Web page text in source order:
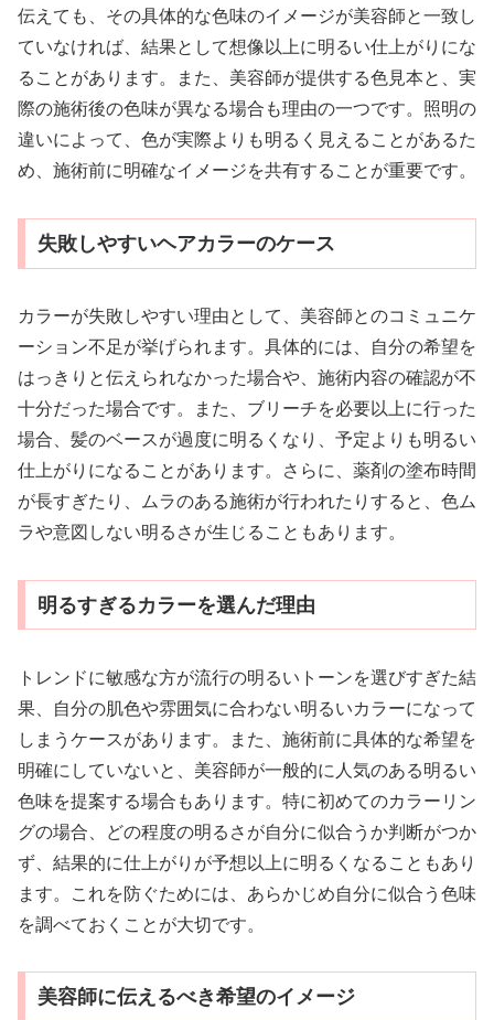
伝えても、その具体的な色味のイメージが美容師と一致し
ていなければ、結果として想像以上に明るい仕上がりにな
ることがあります。また、美容師が提供する色見本と、実
際の施術後の色味が異なる場合も理由の一つです。照明の
違いによって、色が実際よりも明るく見えることがあるた
め、施術前に明確なイメージを共有することが重要です。
失敗しやすいヘアカラーのケース
カラーが失敗しやすい理由として、美容師とのコミュニケ
ーション不足が挙げられます。具体的には、自分の希望を
はっきりと伝えられなかった場合や、施術内容の確認が不
十分だった場合です。また、ブリーチを必要以上に行った
場合、髪のベースが過度に明るくなり、予定よりも明るい
仕上がりになることがあります。さらに、薬剤の塗布時間
が長すぎたり、ムラのある施術が行われたりすると、色ム
ラや意図しない明るさが生じることもあります。
明るすぎるカラーを選んだ理由
トレンドに敏感な方が流行の明るいトーンを選びすぎた結
果、自分の肌色や雰囲気に合わない明るいカラーになって
しまうケースがあります。また、施術前に具体的な希望を
明確にしていないと、美容師が一般的に人気のある明るい
色味を提案する場合もあります。特に初めてのカラーリン
グの場合、どの程度の明るさが自分に似合うか判断がつか
ず、結果的に仕上がりが予想以上に明るくなることもあり
ます。これを防ぐためには、あらかじめ自分に似合う色味
を調べておくことが大切です。
美容師に伝えるべき希望のイメージ